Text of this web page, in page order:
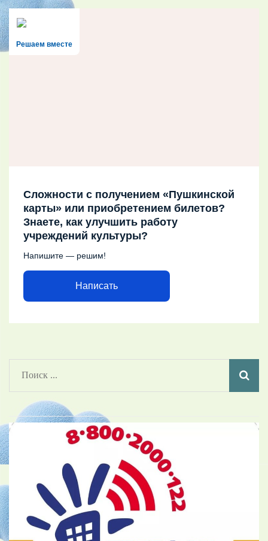
Решаем вместе
Сложности с получением «Пушкинской
карты» или приобретением билетов?
Знаете, как улучшить работу
учреждений культуры?
Напишите — решим!
Написать